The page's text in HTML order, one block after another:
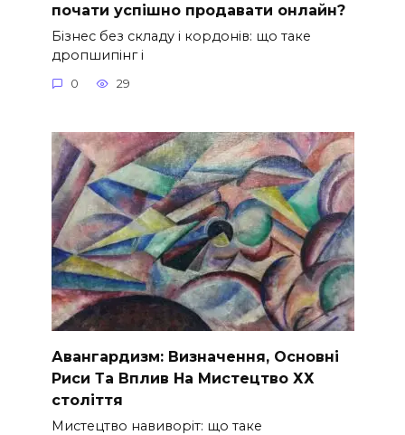
почати успішно продавати онлайн?
Бізнес без складу і кордонів: що таке
дропшипінг і
0 29
Авангардизм: Визначення, Основні
Риси Та Вплив На Мистецтво ХХ
століття
Мистецтво навиворіт: що таке